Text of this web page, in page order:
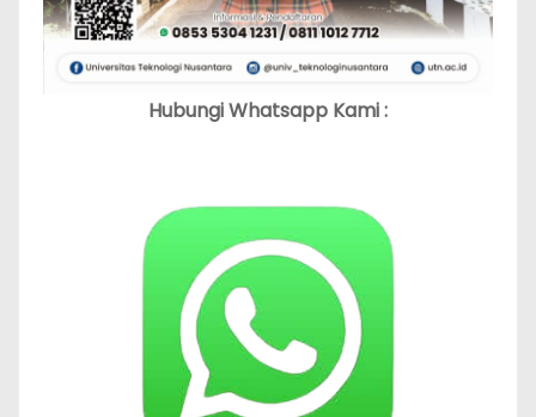
Hubungi Whatsapp Kami :